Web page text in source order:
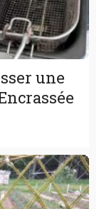
une